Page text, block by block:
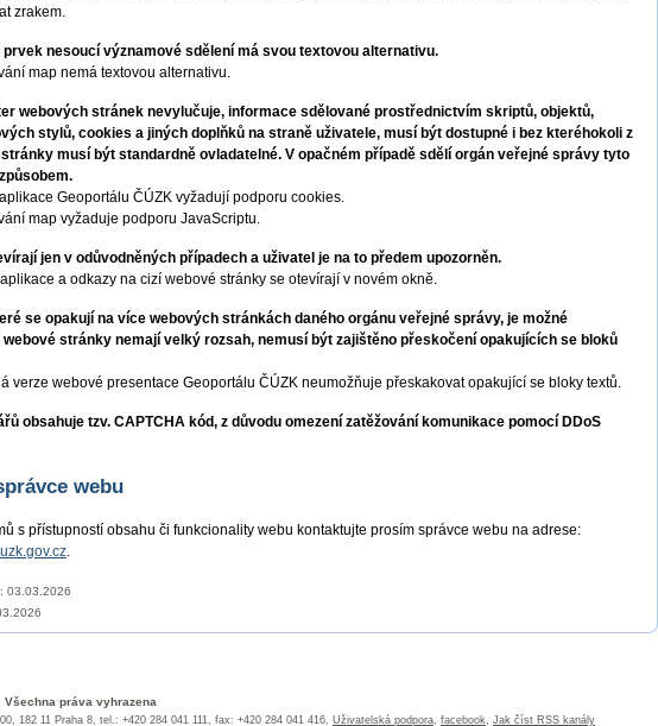
zrakem.
prvek nesoucí významové sdělení má svou textovou alternativu.
map nemá textovou alternativu.
webových stránek nevylučuje, informace sdělované prostřednictvím skriptů, objektů,
stylů, cookies a jiných doplňků na straně uživatele, musí být dostupné i bez kteréhokoli z
musí být standardně ovladatelné. V opačném případě sdělí orgán veřejné správy tyto
Geoportálu ČÚZK vyžadují podporu cookies.
map vyžaduje podporu JavaScriptu.
jen v odůvodněných případech a uživatel je na to předem upozorněn.
a odkazy na cizí webové stránky se otevírají v novém okně.
se opakují na více webových stránkách daného orgánu veřejné správy, je možné
stránky nemají velký rozsah, nemusí být zajištěno přeskočení opakujících se bloků
verze webové presentace Geoportálu ČÚZK neumožňuje přeskakovat opakující se bloky textů.
obsahuje tzv. CAPTCHA kód, z důvodu omezení zatěžování komunikace pomocí DDoS
webu
s přístupností obsahu či funkcionality webu kontaktujte prosím správce webu na adrese:
.
03.03.2026
Všechna práva vyhrazena
182 11 Praha 8, tel.: +420 284 041 111, fax: +420 284 041 416, Uživatelská podpora, facebook, Jak číst RSS kanály